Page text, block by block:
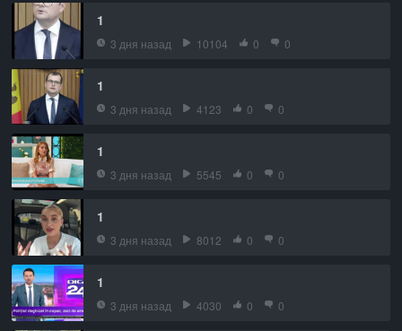
1
3 дня назад 10104 0 0
1
3 дня назад 4123 0 0
1
3 дня назад 5545 0 0
1
3 дня назад 8012 0 0
1
3 дня назад 4030 0 0